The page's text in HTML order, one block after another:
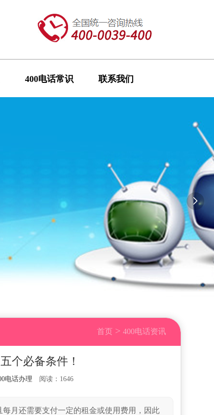
400电话常识 联系我们

首页 > 400电话资讯
个必备条件！
电话办理 阅读：1646
月还需要支付一定的租金或使用费用，因此